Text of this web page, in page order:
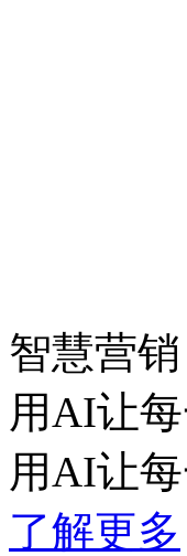
智慧营销
用AI让每
用AI让每
了解更多